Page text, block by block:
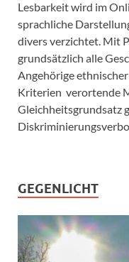
Lesbarkeit wird im
sprachliche
divers verzichtet. Mit
grundsätzlich alle
Angehörige
Kriterien verortende
Gleichheitsgrundsatz
GEGENLICHT